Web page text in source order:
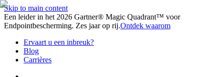
Skip to main content
Een leider in het 2026 Gartner® Magic Quadrant™ voor
Endpointbescherming. Zes jaar op rij.Ontdek waarom
Ervaart u een inbreuk?
Blog
Carrières